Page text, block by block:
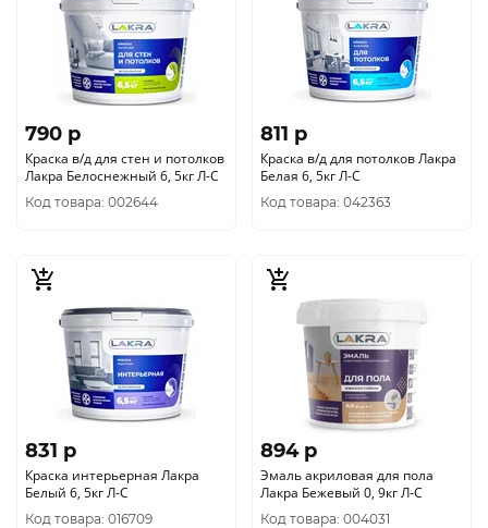
790 p
Краска в/д для стен и потолков
Лакра Белоснежный 6, 5кг Л-С
Код товара: 002644
811 p
Краска в/д для потолков Лакра
Белая 6, 5кг Л-С
Код товара: 042363
831 p
Краска интерьерная Лакра
Белый 6, 5кг Л-С
Код товара: 016709
894 p
Эмаль акриловая для пола
Лакра Бежевый 0, 9кг Л-С
Код товара: 004031